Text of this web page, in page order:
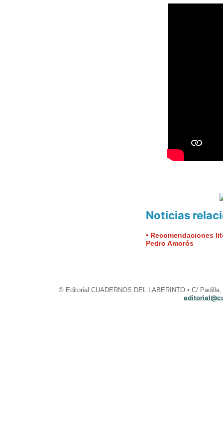
Noticias
• Recomendaciones
Pedro Amorós
© Editorial CUADERNOS DEL LABERINTO • C/